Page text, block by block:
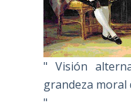
" Visión
grandeza moral
"